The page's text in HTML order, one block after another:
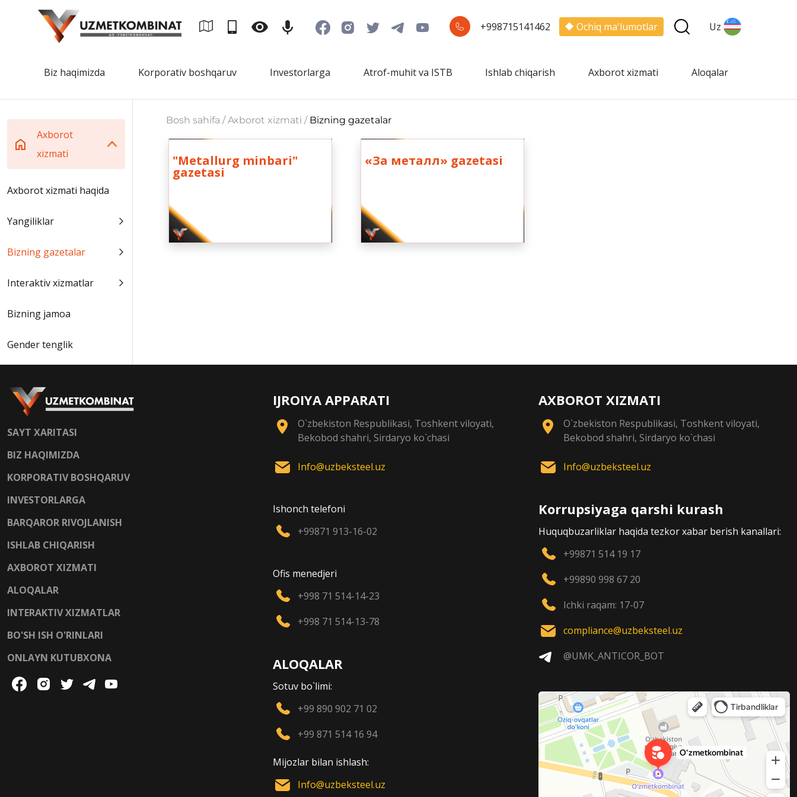
+998715141462 Ochiq ma'lumotlar Uz
Biz haqimizda Korporativ boshqaruv Investorlarga Atrof-muhit va ISTB Ishlab chiqarish Axborot xizmati Aloqalar
Axborot
xizmati
Axborot xizmati haqida
Yangiliklar
Bizning gazetalar
Interaktiv xizmatlar
Bizning jamoa
Gender tenglik
Bosh sahifa / Axborot xizmati / Bizning gazetalar
"Metallurg minbari"
gazetasi
«За металл» gazetasi
SAYT XARITASI
BIZ HAQIMIZDA
KORPORATIV BOSHQARUV
INVESTORLARGA
BARQAROR RIVOJLANISH
ISHLAB CHIQARISH
AXBOROT XIZMATI
ALOQALAR
INTERAKTIV XIZMATLAR
BO'SH ISH O'RINLARI
ONLAYN KUTUBXONA
IJROIYA APPARATI
O`zbekiston Respublikasi, Toshkent viloyati,
Bekobod shahri, Sirdaryo ko`chasi
Info@uzbeksteel.uz
Ishonch telefoni
+99871 913-16-02
Ofis menedjeri
+998 71 514-14-23
+998 71 514-13-78
ALOQALAR
Sotuv bo`limi:
+99 890 902 71 02
+99 871 514 16 94
Mijozlar bilan ishlash:
Info@uzbeksteel.uz
AXBOROT XIZMATI
O`zbekiston Respublikasi, Toshkent viloyati,
Bekobod shahri, Sirdaryo ko`chasi
Info@uzbeksteel.uz
Korrupsiyaga qarshi kurash
Huquqbuzarliklar haqida tezkor xabar berish kanallari:
+99871 514 19 17
+99890 998 67 20
Ichki raqam: 17-07
compliance@uzbeksteel.uz
@UMK_ANTICOR_BOT